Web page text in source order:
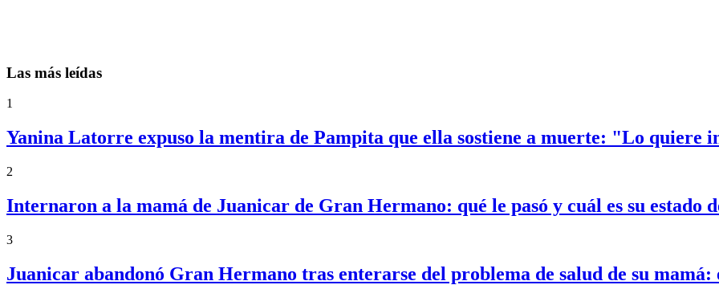
Las más leídas
1
Yanina Latorre expuso la mentira de Pampita que ella sostiene a muerte: "Lo quiere
2
Internaron a la mamá de Juanicar de Gran Hermano: qué le pasó y cuál es su estado
3
Juanicar abandonó Gran Hermano tras enterarse del problema de salud de su